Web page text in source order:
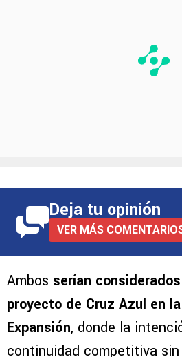
Deja tu opinión
VER MÁS
Ambos serían
proyecto de Cruz Azul en
Expansión, donde la
continuidad competitiva